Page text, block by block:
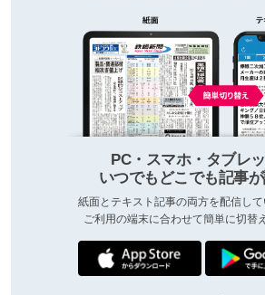
PC・スマホ・タブレ
いつでもどこでも記事
紙面とテキスト記事の両方を配信して
ご利用の端末に合わせて簡単に切替